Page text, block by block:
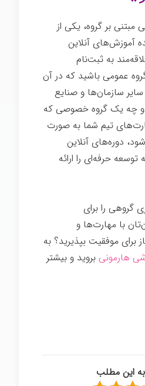
مبتنی بر گروه، یکی از
آموزش‌های آنلاین
به ثبت‌نام
عمومی باشید که در آن
سازمان‌ها و صنایع
و چه یک گروه خصوصی که
تیم شما به صورت
دوره‌های آنلاین
حرفه‌ای را ارائه
گروهی را برای
با مهارت‌ها و
برای موفقیت بپذیرید؟ به
هارمونی بروید و بیشتر
به این مطلب